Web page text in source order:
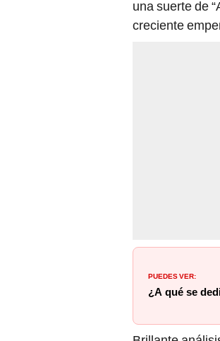
una suerte de
creciente
PUEDES VER:
¿A qué se